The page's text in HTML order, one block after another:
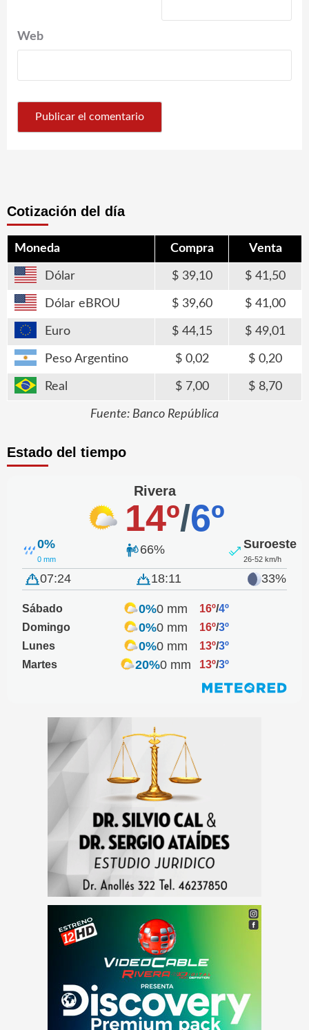
Web
Cotización del día
Moneda Compra Venta
Dólar 39,10 41,50
Dólar eBROU 39,60 41,00
Euro 44,15 49,01
Peso Argentino 0,02 0,20
Real 7,00 8,70
Fuente: Banco República
Estado del tiempo
Rivera
14º/6º
0%
0 mm
66% Suroeste
26-52 km/h
07:24 18:11 33%
Sábado 0%0 mm 16º/4º
Domingo
0%0 mm 16º/3º
Lunes
0%0 mm 13º/3º
Martes
20%0 mm 13º/3º